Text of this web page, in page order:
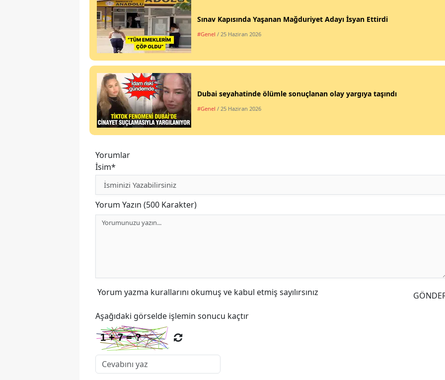
Sınav Kapısında Yaşanan Mağduriyet Adayı İsyan Ettirdi
#Genel / 25 Haziran 2026
Dubai seyahatinde ölümle sonuçlanan olay yargıya taşındı
#Genel / 25 Haziran 2026
Yorumlar
İsim*
Yorum Yazın (500 Karakter)
Yorum yazma kurallarını okumuş ve kabul etmiş sayılırsınız
Aşağıdaki görselde işlemin sonucu kaçtır